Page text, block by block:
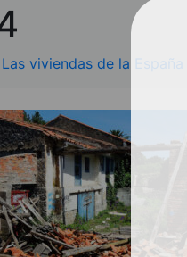
Las viviendas de la